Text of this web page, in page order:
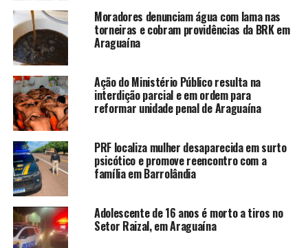
Moradores denunciam água com lama nas
torneiras e cobram providências da BRK em
Araguaína
Ação do Ministério Público resulta na
interdição parcial e em ordem para
reformar unidade penal de Araguaína
PRF localiza mulher desaparecida em surto
psicótico e promove reencontro com a
família em Barrolândia
Adolescente de 16 anos é morto a tiros no
Setor Raizal, em Araguaína